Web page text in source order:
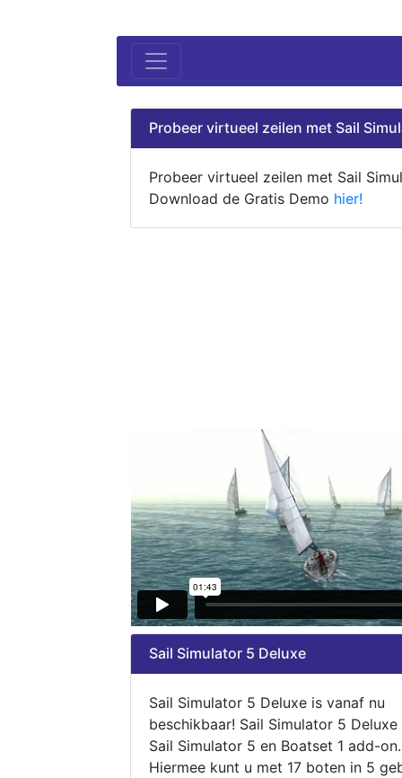
Probeer virtueel zeilen met Sail
Probeer virtueel zeilen met Sail
Download de Gratis Demo hier!
Sail Simulator 5 Deluxe
Sail Simulator 5 Deluxe is vanaf nu
beschikbaar! Sail Simulator 5
Sail Simulator 5 en Boatset 1 add-on.
Hiermee kunt u met 17 boten in 5